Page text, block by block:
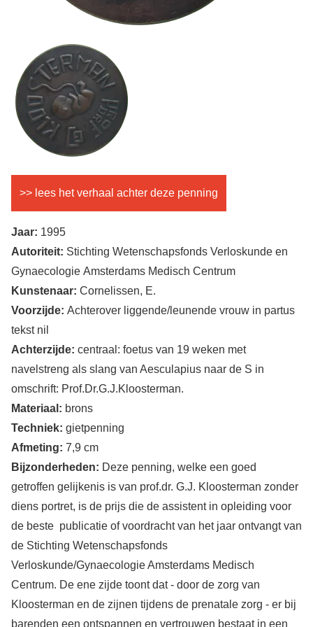
Achterkant
penning
Afbeelding
>> lees het verhaal achter deze penning
Jaar: 1995
Autoriteit: Stichting Wetenschapsfonds Verloskunde en
Gynaecologie Amsterdams Medisch Centrum
Kunstenaar: Cornelissen, E.
Voorzijde: Achterover liggende/leunende vrouw in partus
tekst nil
Achterzijde: centraal: foetus van 19 weken met
navelstreng als slang van Aesculapius naar de S in
omschrift: Prof.Dr.G.J.Kloosterman.
Materiaal: brons
Techniek: gietpenning
Afmeting: 7,9 cm
Bijzonderheden: Deze penning, welke een goed
getroffen gelijkenis is van prof.dr. G.J. Kloosterman zonder
diens portret, is de prijs die de assistent in opleiding voor
de beste publicatie of voordracht van het jaar ontvangt van
de Stichting Wetenschapsfonds
Verloskunde/Gynaecologie Amsterdams Medisch
Centrum. De ene zijde toont dat - door de zorg van
Kloosterman en de zijnen tijdens de prenatale zorg - er bij
barenden een ontspannen en vertrouwen bestaat in een